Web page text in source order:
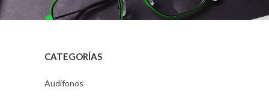
CATEGORÍAS
Audífonos